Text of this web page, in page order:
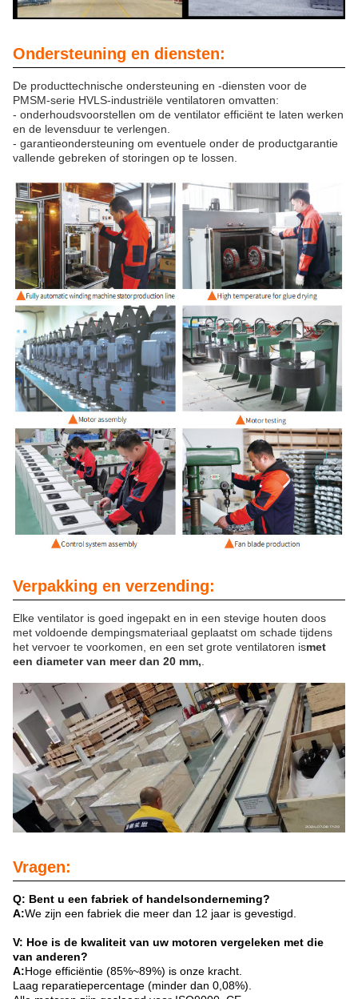
Ondersteuning en diensten:
De producttechnische ondersteuning en -diensten voor de
PMSM-serie HVLS-industriële ventilatoren omvatten:
- onderhoudsvoorstellen om de ventilator efficiënt te laten werken
en de levensduur te verlengen.
- garantieondersteuning om eventuele onder de productgarantie
vallende gebreken of storingen op te lossen.
Verpakking en verzending:
Elke ventilator is goed ingepakt en in een stevige houten doos
met voldoende dempingsmateriaal geplaatst om schade tijdens
het vervoer te voorkomen, en een set grote ventilatoren ismet
een diameter van meer dan 20 mm,.
Vragen:
Q: Bent u een fabriek of handelsonderneming?
A:We zijn een fabriek die meer dan 12 jaar is gevestigd.
V: Hoe is de kwaliteit van uw motoren vergeleken met die
van anderen?
A:Hoge efficiëntie (85%~89%) is onze kracht.
Laag reparatiepercentage (minder dan 0,08%).